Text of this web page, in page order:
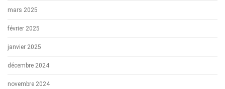
mars 2025
février 2025
janvier 2025
décembre 2024
novembre 2024